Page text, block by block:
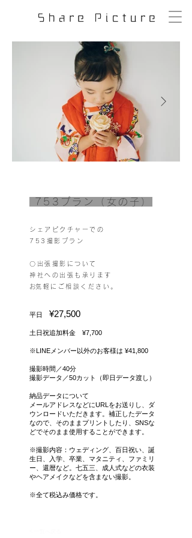
753プラン（女の子）
シェアピクチャーでの
753撮影プラン
〇出張撮影について
神社への出張も承ります
​​​お気軽にご相談ください。
平日 ¥27,500
土日祝追加料金 ¥7,700
※LINEメンバー以外のお客様は ¥41,800
撮影時間／40分
撮影データ／50カット（即日データ渡し）
納品データについて
メールアドレスなどにURLをお送りし、ダ
ウンロードいただきます。補正したデータ
なので、そのままプリントしたり、SNSな
どでそのまま使用することができます。
※撮影内容：ウェディング、百日祝い、誕
生日、入学、卒業、マタニティ、ファミリ
ー、還暦など。七五三、成人式などの衣装
やヘアメイクなどを含まない撮影。
​※全て税込み価格です。